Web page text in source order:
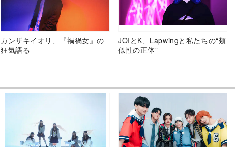
カンザキイオリ、『禍禍女』の
狂気語る
JOIとK、Lapwingと私たちの“類
似性の正体”